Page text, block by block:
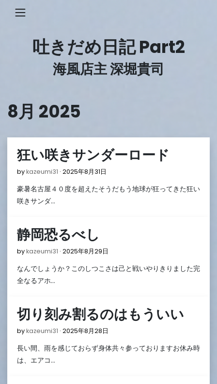
吐きだめ日記 Part2
海風店主 深堀貴司
8月 2025
狂い咲きサンダーロード
bykazeumi31 2025年8月31日
8
豪暑名古屋４０度を超えたそうだもう地球が狂ってきた狂い
咲きサンダ…
静岡恐るべし
bykazeumi31 2025年8月29日
8
なんでしょうか？このしつこさは己と戦いやりきりました完
全なるアホ…
切り刻み割るのはもういい
bykazeumi31 2025年8月28日
8
長い間、雨を感じておらず身体共々参っておりますお休み時
は、エアコ…